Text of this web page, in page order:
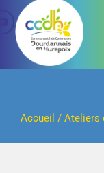
Passer
contenu
Accueil / Ateliers